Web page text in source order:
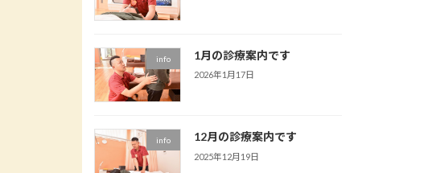
info 1月の診療案内です
2026年1月17日
info 12月の診療案内です
2025年12月19日